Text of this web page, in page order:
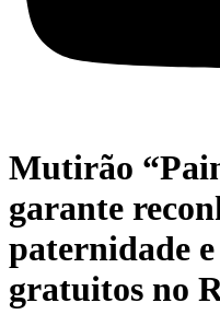
Mutirão
garante
paternidade
gratuitos no